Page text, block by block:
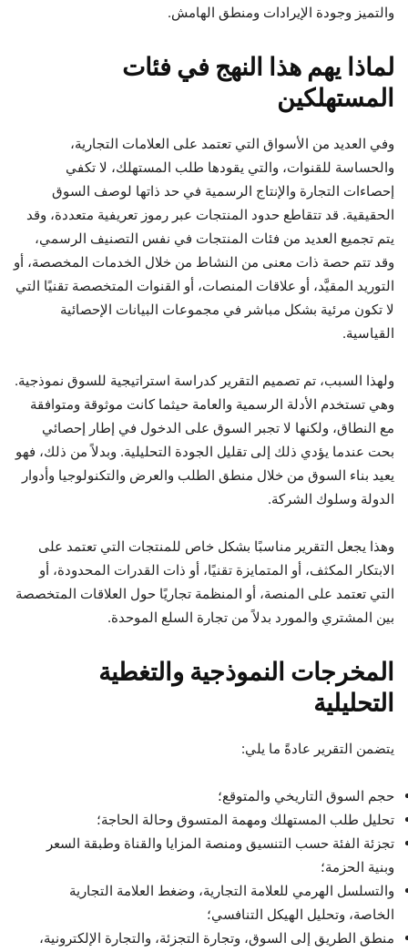
والتميز وجودة الإيرادات ومنطق الهامش.
لماذا يهم هذا النهج في فئات
المستهلكين
وفي العديد من الأسواق التي تعتمد على العلامات التجارية،
والحساسة للقنوات، والتي يقودها طلب المستهلك، لا تكفي
إحصاءات التجارة والإنتاج الرسمية في حد ذاتها لوصف السوق
الحقيقية. قد تتقاطع حدود المنتجات عبر رموز تعريفية متعددة، وقد
يتم تجميع العديد من فئات المنتجات في نفس التصنيف الرسمي،
وقد تتم حصة ذات معنى من النشاط من خلال الخدمات المخصصة، أو
التوريد المقيَّد، أو علاقات المنصات، أو القنوات المتخصصة تقنيًا التي
لا تكون مرئية بشكل مباشر في مجموعات البيانات الإحصائية
القياسية.
ولهذا السبب، تم تصميم التقرير كدراسة استراتيجية للسوق نموذجية.
وهي تستخدم الأدلة الرسمية والعامة حيثما كانت موثوقة ومتوافقة
مع النطاق، ولكنها لا تجبر السوق على الدخول في إطار إحصائي
بحت عندما يؤدي ذلك إلى تقليل الجودة التحليلية. وبدلاً من ذلك، فهو
يعيد بناء السوق من خلال منطق الطلب والعرض والتكنولوجيا وأدوار
الدولة وسلوك الشركة.
وهذا يجعل التقرير مناسبًا بشكل خاص للمنتجات التي تعتمد على
الابتكار المكثف، أو المتمايزة تقنيًا، أو ذات القدرات المحدودة، أو
التي تعتمد على المنصة، أو المنظمة تجاريًا حول العلاقات المتخصصة
بين المشتري والمورد بدلاً من تجارة السلع الموحدة.
المخرجات النموذجية والتغطية
التحليلية
يتضمن التقرير عادةً ما يلي:
حجم السوق التاريخي والمتوقع؛
تحليل طلب المستهلك ومهمة المتسوق وحالة الحاجة؛
تجزئة الفئة حسب التنسيق ومنصة المزايا والقناة وطبقة السعر
وبنية الحزمة؛
والتسلسل الهرمي للعلامة التجارية، وضغط العلامة التجارية
الخاصة، وتحليل الهيكل التنافسي؛
منطق الطريق إلى السوق، وتجارة التجزئة، والتجارة الإلكترونية،